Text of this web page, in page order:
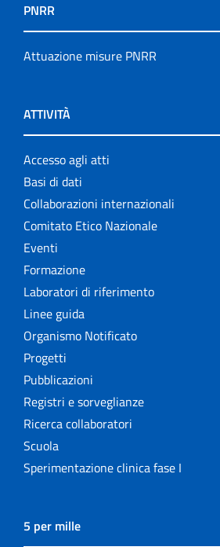
PNRR
Attuazione misure PNRR
ATTIVITÀ
Accesso agli atti
Basi di dati
Collaborazioni internazionali
Comitato Etico Nazionale
Eventi
Formazione
Laboratori di riferimento
Linee guida
Organismo Notificato
Progetti
Pubblicazioni
Registri e sorveglianze
Ricerca collaboratori
Scuola
Sperimentazione clinica fase I
5 per mille